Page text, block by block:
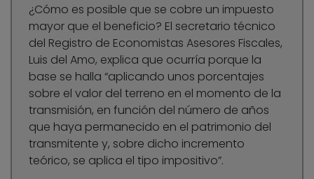
¿Cómo es posible que se cobre un impuesto
mayor que el beneficio? El secretario técnico
del Registro de Economistas Asesores Fiscales,
Luis del Amo, explica que ocurría porque la
base se halla “aplicando unos porcentajes
sobre el valor del terreno en el momento de la
transmisión, en función del número de años
que haya permanecido en el patrimonio del
transmitente y, sobre dicho incremento
teórico, se aplica el tipo impositivo”.